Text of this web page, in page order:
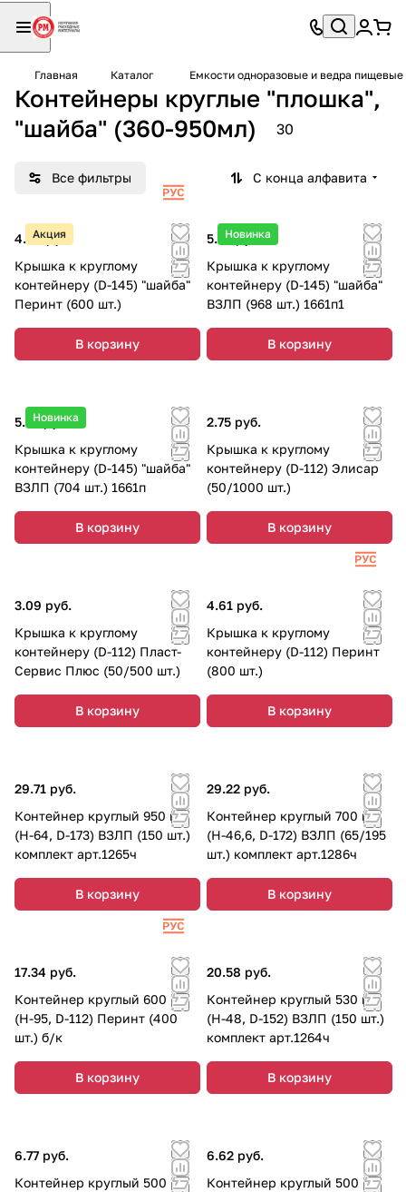
Главная Каталог Емкости одноразовые и ведра пищевые
Контейнеры круглые "плошка",
"шайба" (360-950мл)
30
Все фильтры С конца алфавита
Акция
4.40 руб.
Крышка к круглому
контейнеру (D-145) "шайба"
Перинт (600 шт.)
В корзину
Новинка
5.35 руб.
Крышка к круглому
контейнеру (D-145) "шайба"
ВЗЛП (968 шт.) 1661п1
В корзину
Новинка
5.35 руб.
Крышка к круглому
контейнеру (D-145) "шайба"
ВЗЛП (704 шт.) 1661п
В корзину
2.75 руб.
Крышка к круглому
контейнеру (D-112) Элисар
(50/1000 шт.)
В корзину
3.09 руб.
Крышка к круглому
контейнеру (D-112) Пласт-
Сервис Плюс (50/500 шт.)
В корзину
4.61 руб.
Крышка к круглому
контейнеру (D-112) Перинт
(800 шт.)
В корзину
29.71 руб.
Контейнер круглый 950 мл
(Н-64, D-173) ВЗЛП (150 шт.)
комплект арт.1265ч
В корзину
29.22 руб.
Контейнер круглый 700 мл
(Н-46,6, D-172) ВЗЛП (65/195
шт.) комплект арт.1286ч
В корзину
17.34 руб.
Контейнер круглый 600 мл
(Н-95, D-112) Перинт (400
шт.) б/к
В корзину
20.58 руб.
Контейнер круглый 530 мл
(Н-48, D-152) ВЗЛП (150 шт.)
комплект арт.1264ч
В корзину
6.77 руб.
Контейнер круглый 500 мл
6.62 руб.
Контейнер круглый 500 мл